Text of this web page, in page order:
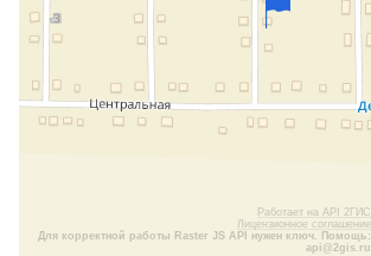
Работает на API 2ГИС
Лицензионное соглашение
Для корректной работы Raster JS API нужен ключ. Помощь:
api@2gis.ru